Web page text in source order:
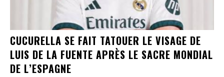
CUCURELLA SE FAIT TATOUER LE VISAGE DE
LUIS DE LA FUENTE APRÈS LE SACRE MONDIAL
DE L’ESPAGNE